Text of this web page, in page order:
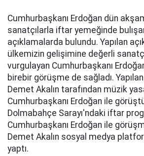
Cumhurbaşkanı Erdoğan dün
sanatçılarla iftar yemeğinde
açıklamalarda bulundu. Yapılan
ülkemizin gelişimine değerli
vurgulayan Cumhurbaşkanı
birebir görüşme de sağladı.
Demet Akalın tarafından müzik
Cumhurbaşkanı Erdoğan ile
Dolmabahçe Sarayı'ndaki iftar
Cumhurbaşkanı Erdoğan ile
Demet Akalın sosyal medya
yaptı.